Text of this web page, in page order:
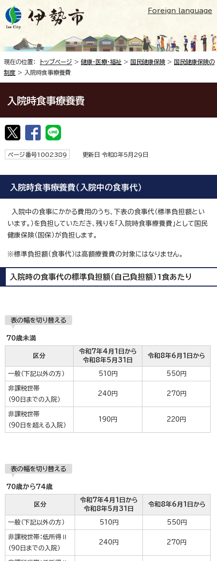
Foreign language
現在の位置： トップページ > 健康・医療・福祉 > 国民健康保険 > 国民健康保険の
制度 > 入院時食事療養費
入院時食事療養費
ページ番号1002389 更新日 令和8年5月29日
入院時食事療養費（入院中の食事代）
入院中の食事にかかる費用のうち、下表の食事代（標準負担額とい
います。）を負担していただき、残りを「入院時食事療養費」として国民
健康保険（国保）が負担します。
※標準負担額（食事代）は高額療養費の対象にはなりません。
入院時の食事代の標準負担額（自己負担額）1食あたり
表の幅を切り替える
70歳未満
区分
令和7年4月1日から
令和8年5月31日
令和8年6月1日から
一般（下記以外の方） 510円 550円
非課税世帯
（90日までの入院）
240円 270円
非課税世帯
（90日を超える入院）
190円 220円
表の幅を切り替える
70歳から74歳
区分
令和7年4月1日から
令和8年5月31日
令和8年6月1日から
一般（下記以外の方） 510円 550円
非課税世帯：低所得Ⅱ
（90日までの入院）
240円 270円